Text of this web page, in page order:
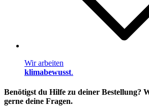
Wir arbeiten
klimabewusst.
Benötigst du Hilfe zu deiner Bestellung?
gerne deine Fragen.